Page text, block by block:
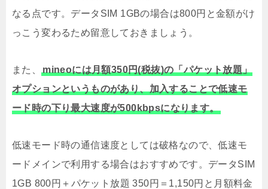
なる点です。データSIM 1GBの場合は800円と金額がけ
っこう変わるため留意しておきましょう。
また、
mineoには月額350円(税抜)の「パケット放題」
オプションというものがあり、加入することで低速モ
ード時の下り最大速度が500kbpsになります。
低速モード時の通信速度としては破格なので、低速モ
ードメインで利用する場合はおすすめです。データSIM
1GB 800円＋パケット放題 350円＝1,150円と月額料金